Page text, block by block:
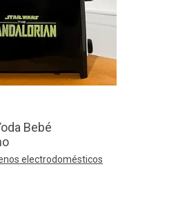
Bebé
electrodomésticos